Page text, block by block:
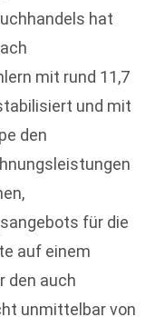
hat
mit rund 11,7
und mit
den
für die
auf einem
den auch
unmittelbar von